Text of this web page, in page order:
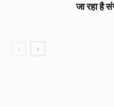
जा रहा है